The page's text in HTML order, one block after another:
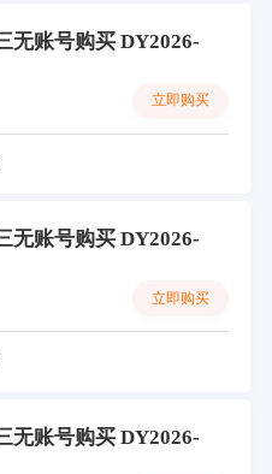
无账号购买 DY2026-
立即购买
无账号购买 DY2026-
立即购买
无账号购买 DY2026-